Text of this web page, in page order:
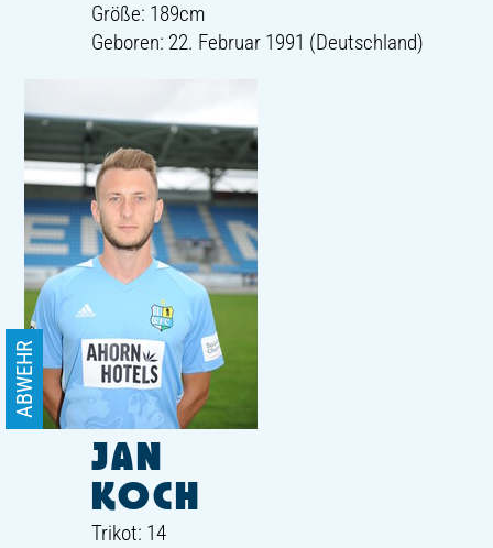
Größe: 189cm
Geboren: 22. Februar 1991 (Deutschland)
JAN
KOCH
ABWEHR
Trikot: 14